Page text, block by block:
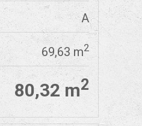
А
69,63 m2
80,32 m2